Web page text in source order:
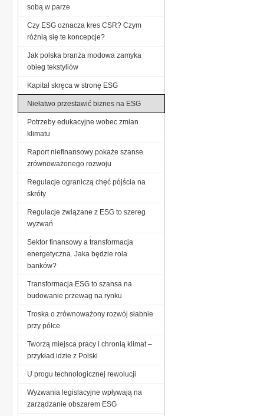
sobą w parze
Czy ESG oznacza kres CSR? Czym
różnią się te koncepcje?
Jak polska branża modowa zamyka
obieg tekstyliów
Kapitał skręca w stronę ESG
Niełatwo przestawić biznes na ESG
Potrzeby edukacyjne wobec zmian
klimatu
Raport niefinansowy pokaże szanse
zrównoważonego rozwoju
Regulacje ograniczą chęć pójścia na
skróty
Regulacje związane z ESG to szereg
wyzwań
Sektor finansowy a transformacja
energetyczna. Jaka będzie rola
banków?
Transformacja ESG to szansa na
budowanie przewag na rynku
Troska o zrównoważony rozwój słabnie
przy półce
Tworzą miejsca pracy i chronią klimat –
przykład idzie z Polski
U progu technologicznej rewolucji
Wyzwania legislacyjne wpływają na
zarządzanie obszarem ESG